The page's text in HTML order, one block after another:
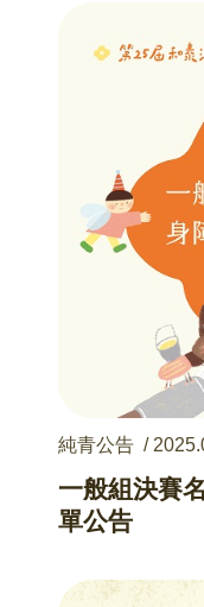
團體運用。
純青公告 /
一般組決賽
單公告